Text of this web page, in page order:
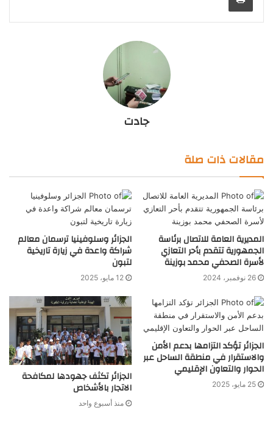
جادت
مقالات ذات صلة
المديرية العامة للاتصال برئاسة
الجمهورية تتقدم بأحر التعازي
لأسرة الصحفي محمد بوزينة
26 نوفمبر، 2024
الجزائر وسلوفينيا ترسمان معالم
شراكة واعدة في زيارة تاريخية
لتبون
12 مايو، 2025
الجزائر تؤكد التزامها بدعم الأمن
والاستقرار في منطقة الساحل عبر
الحوار والتعاون الإقليمي
25 مايو، 2025 الجزائر تكثف جهودها لمكافحة
الاتجار بالأشخاص
منذ أسبوع واحد